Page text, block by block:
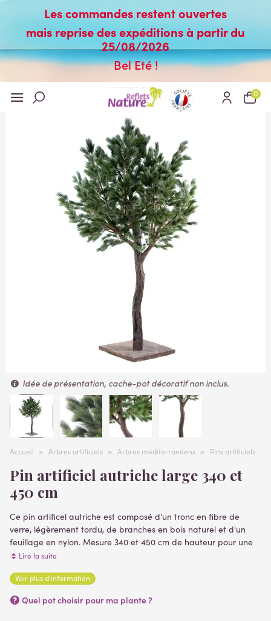
Les commandes restent ouvertes
mais reprise des expéditions à partir du
25/08/2026
Bel Eté !
0
Idée de présentation, cache-pot décoratif non inclus.
Accueil > Arbres artificiels > Arbres méditerranéens > Pins artificiels >
Pin artificiel autriche large 340 et
450 cm
Ce pin artificel autriche est composé d'un tronc en fibre de
verre, légèrement tordu, de branches en bois naturel et d'un
feuillage en nylon. Mesure 340 et 450 cm de hauteur pour une
belle envergure de 220 ou 300 cm. Livré sur platine métal de
Lire la suite
Voir plus d'information
Quel pot choisir pour ma plante ?